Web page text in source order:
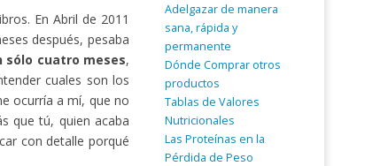
En Abril de 2011
después, pesaba
sólo cuatro meses,
cuales son los
ocurría a mí, que no
que tú, quien acaba
con detalle porqué
Adelgazar de manera
sana, rápida y
permanente
Dónde Comprar otros
productos
Tablas de Valores
Nutricionales
Las Proteínas en la
Pérdida de Peso